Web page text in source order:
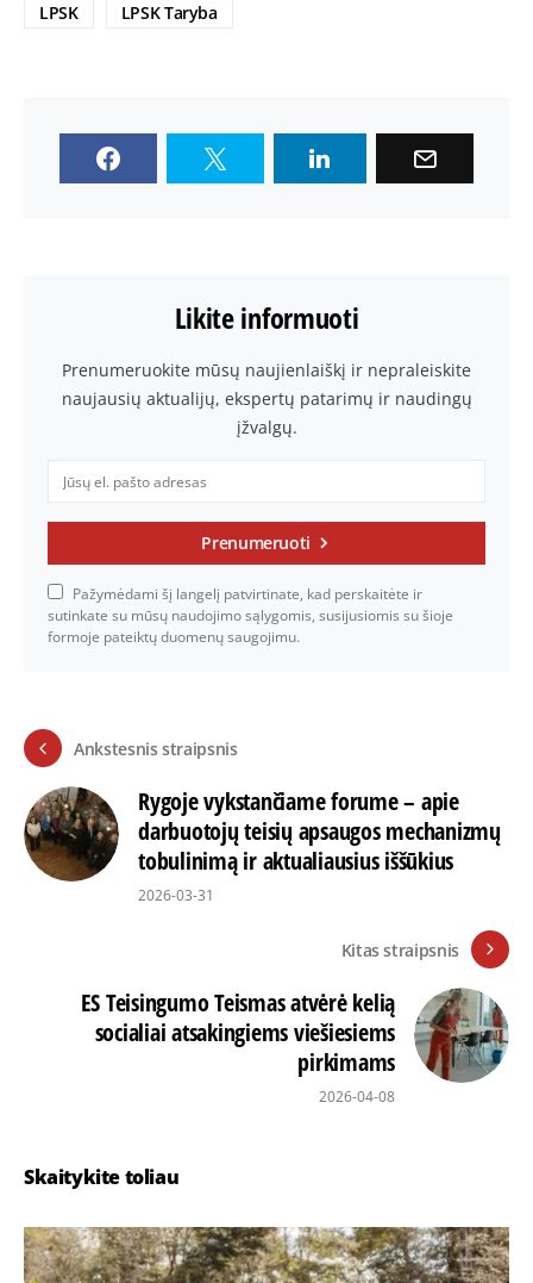
LPSK LPSK Taryba
Likite informuoti
Prenumeruokite mūsų naujienlaiškį ir nepraleiskite
naujausių aktualijų, ekspertų patarimų ir naudingų
įžvalgų.
Prenumeruoti
Pažymėdami šį langelį patvirtinate, kad perskaitėte ir
sutinkate su mūsų naudojimo sąlygomis, susijusiomis su šioje
formoje pateiktų duomenų saugojimu.
Ankstesnis straipsnis
Rygoje vykstančiame forume – apie
darbuotojų teisių apsaugos mechanizmų
tobulinimą ir aktualiausius iššūkius
2026-03-31
Kitas straipsnis
ES Teisingumo Teismas atvėrė kelią
socialiai atsakingiems viešiesiems
pirkimams
2026-04-08
Skaitykite toliau